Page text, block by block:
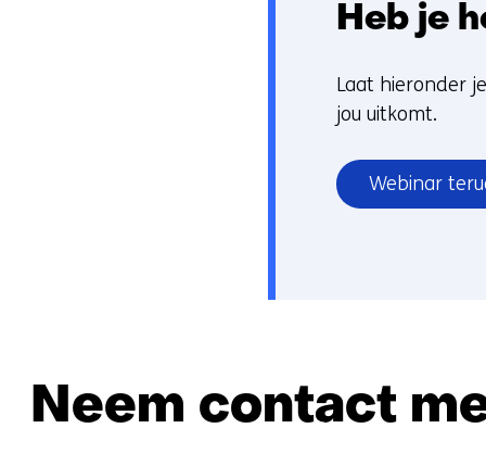
Heb je
Laat hieronder
jou uitkomt.
Webinar
Neem contact